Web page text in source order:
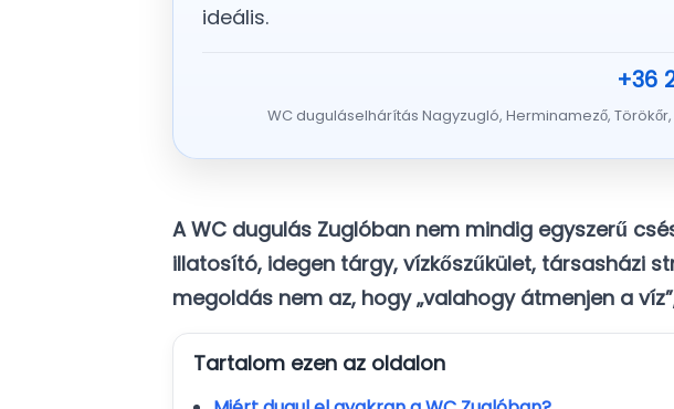
ideális.
+36
WC duguláselhárítás Nagyzugló, Herminamező,
A WC dugulás Zuglóban nem mindig egyszerű
illatosító, idegen tárgy, vízkőszűkület, társasházi
megoldás nem az, hogy „valahogy átmenjen a
Tartalom ezen az oldalon